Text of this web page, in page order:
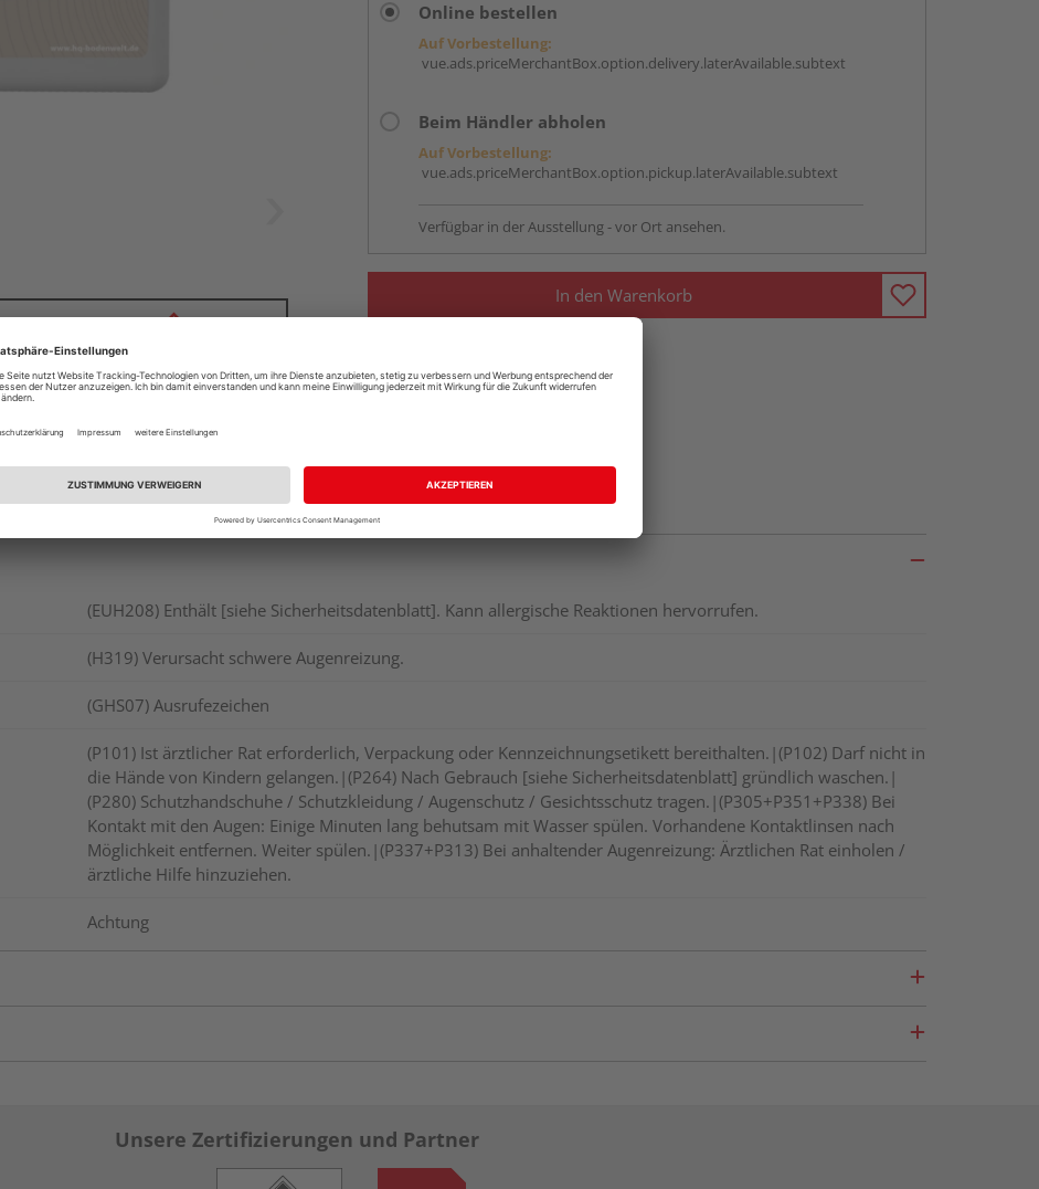
Online bestellen
Auf Vorbestellung:
vue.ads.priceMerchantBox.option.delivery.laterAvailable.subtext
Beim Händler abholen
Auf Vorbestellung:
vue.ads.priceMerchantBox.option.pickup.laterAvailable.subtext
Verfügbar in der Ausstellung - vor Ort ansehen.
In den Warenkorb
(EUH208) Enthält [siehe Sicherheitsdatenblatt]. Kann allergische Reaktionen hervorrufen.
(H319) Verursacht schwere Augenreizung.
(GHS07) Ausrufezeichen
(P101) Ist ärztlicher Rat erforderlich, Verpackung oder Kennzeichnungsetikett bereithalten.|(P102) Darf nicht in
die Hände von Kindern gelangen.|(P264) Nach Gebrauch [siehe Sicherheitsdatenblatt] gründlich waschen.|
(P280) Schutzhandschuhe / Schutzkleidung / Augenschutz / Gesichtsschutz tragen.|(P305+P351+P338) Bei
Kontakt mit den Augen: Einige Minuten lang behutsam mit Wasser spülen. Vorhandene Kontaktlinsen nach
Möglichkeit entfernen. Weiter spülen.|(P337+P313) Bei anhaltender Augenreizung: Ärztlichen Rat einholen /
ärztliche Hilfe hinzuziehen.
Achtung
Unsere Zertifizierungen und Partner